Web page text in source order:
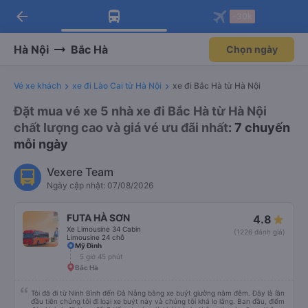
Tải app Vexere ngay!
Nhận ưu đãi thành viên độc
Mở app
Tải app Vexere
-30k/ghế khi đặt vé máy bay qua
Mở app
arrow_back
Hà Nội Bắc Hà Chọn ngày
Vé xe khách xe đi Lào Cai từ Hà Nội xe đi Bắc Hà từ Hà Nội
Đặt mua vé xe 5 nhà xe đi Bắc Hà từ Hà Nội
chất lượng cao và giá vé ưu đãi nhất: 7 chuyến
mỗi ngày
Vexere Team
Ngày cập nhật: 07/08/2026
FUTA HÀ SƠN
Xe Limousine 34 Cabin
Limousine 24 chỗ
4.8
(1226 đánh giá)
Mỹ Đình
5 giờ 45 phút
Bắc Hà
Tôi đã đi từ Ninh Bình đến Đà Nẵng bằng xe buýt giường nằm đêm. Đây là lần
đầu tiên chúng tôi đi loại xe buýt này và chúng tôi khá lo lắng. Ban đầu, điểm